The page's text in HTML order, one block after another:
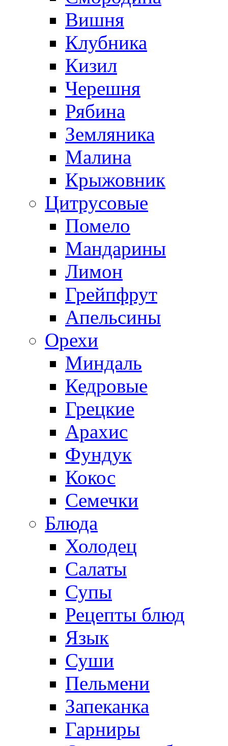
Вишня
Клубника
Кизил
Черешня
Рябина
Земляника
Малина
Крыжовник
Цитрусовые
Помело
Мандарины
Лимон
Грейпфрут
Апельсины
Орехи
Миндаль
Кедровые
Грецкие
Арахис
Фундук
Кокос
Семечки
Блюда
Холодец
Салаты
Супы
Рецепты блюд
Язык
Суши
Пельмени
Запеканка
Гарниры